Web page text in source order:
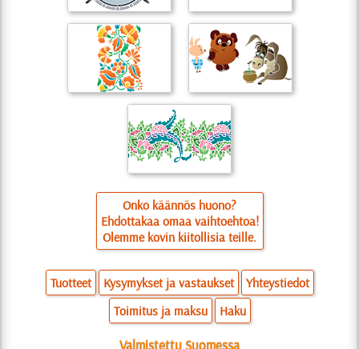
Onko käännös huono?
Ehdottakaa omaa vaihtoehtoa!
Olemme kovin kiitollisia teille.
Tuotteet Kysymykset ja vastaukset
Yhteystiedot
Toimitus ja maksu
Haku
Valmistettu Suomessa